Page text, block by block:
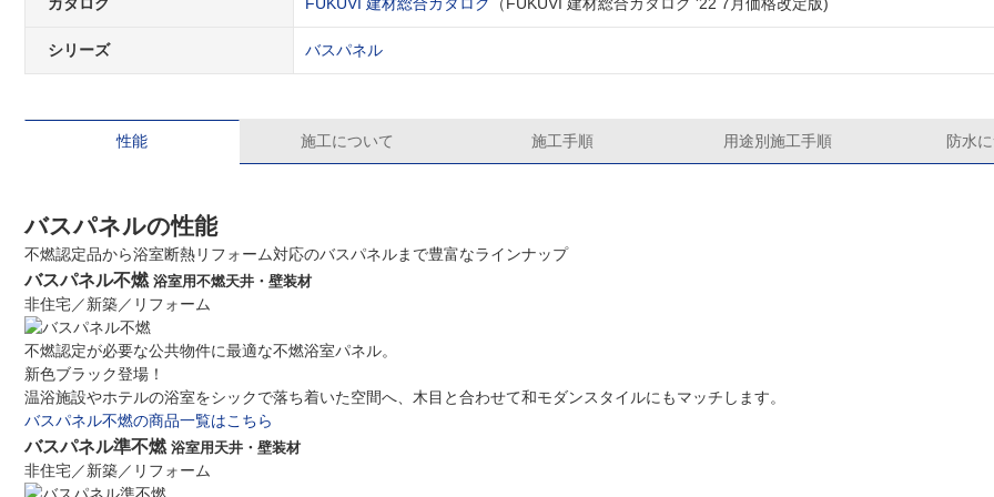
カタログ FUKUVI 建材総合カタログ （FUKUVI 建材総合カタログ '22 7月価格改定版)
シリーズ バスパネル
性能 施工について 施工手順 用途別施工手順 防水
バスパネルの性能
不燃認定品から浴室断熱リフォーム対応のバスパネルまで豊富なラインナップ
バスパネル不燃 浴室用不燃天井・壁装材
非住宅／新築／リフォーム
不燃認定が必要な公共物件に最適な不燃浴室パネル。
新色ブラック登場！
温浴施設やホテルの浴室をシックで落ち着いた空間へ、木目と合わせて和モダンスタイルにもマッチします。
バスパネル不燃の商品一覧はこちら
バスパネル準不燃 浴室用天井・壁装材
非住宅／新築／リフォーム